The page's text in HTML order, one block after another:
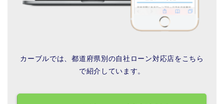
カーブルでは、都道府県別の自社ローン対応店をこちら
で紹介しています。